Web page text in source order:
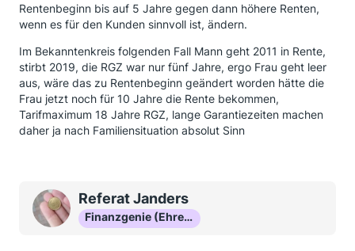
Rentenbeginn bis auf 5 Jahre gegen dann höhere Renten,
wenn es für den Kunden sinnvoll ist, ändern.
Im Bekanntenkreis folgenden Fall Mann geht 2011 in Rente,
stirbt 2019, die RGZ war nur fünf Jahre, ergo Frau geht leer
aus, wäre das zu Rentenbeginn geändert worden hätte die
Frau jetzt noch für 10 Jahre die Rente bekommen,
Tarifmaximum 18 Jahre RGZ, lange Garantiezeiten machen
daher ja nach Familiensituation absolut Sinn
Referat Janders
Finanzgenie (Ehrenmitglied)